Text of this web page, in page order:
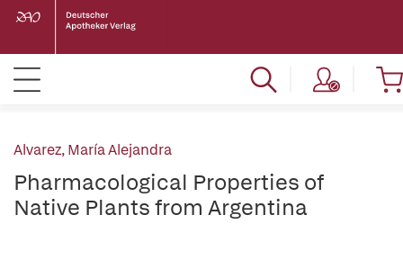
Alvarez, María Alejandra
Pharmacological Properties of
Native Plants from Argentina